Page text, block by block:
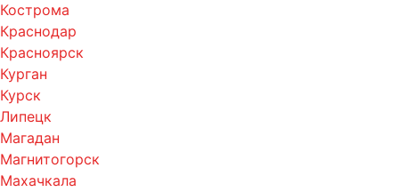
Кострома
Краснодар
Красноярск
Курган
Курск
Липецк
Магадан
Магнитогорск
Махачкала